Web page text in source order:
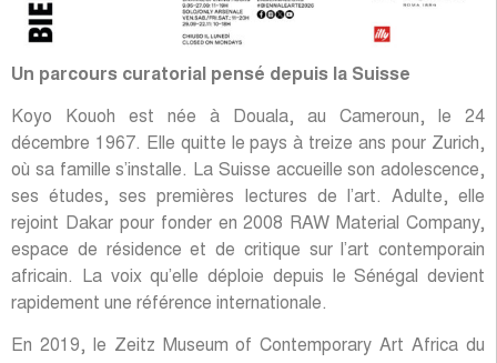
Un parcours curatorial pensé depuis la Suisse
Koyo Kouoh est née à Douala, au Cameroun, le 24
décembre 1967. Elle quitte le pays à treize ans pour Zurich,
où sa famille s’installe. La Suisse accueille son adolescence,
ses études, ses premières lectures de l’art. Adulte, elle
rejoint Dakar pour fonder en 2008 RAW Material Company,
espace de résidence et de critique sur l’art contemporain
africain. La voix qu’elle déploie depuis le Sénégal devient
rapidement une référence internationale.
En 2019, le Zeitz Museum of Contemporary Art Africa du